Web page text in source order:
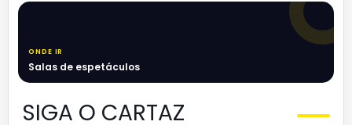
ONDE IR
Salas de espetáculos
SIGA O CARTAZ